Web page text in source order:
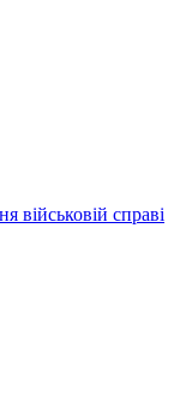
військовій справі